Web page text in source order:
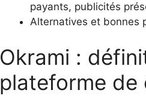
payants, publicités
Alternatives et bonnes
Okrami :
plateforme de